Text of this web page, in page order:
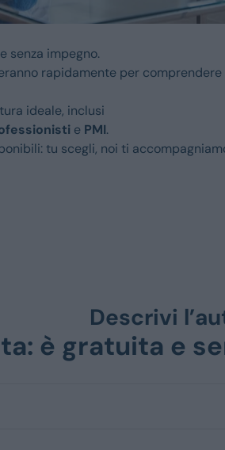
senza impegno.
rapidamente per comprendere
ideale, inclusi
e PMI.
tu scegli, noi ti
Descrivi
è gratuita e